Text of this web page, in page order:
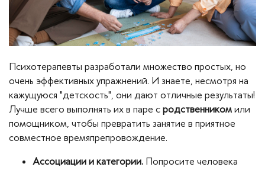
Психотерапевты разработали множество простых, но
очень эффективных упражнений. И знаете, несмотря на
кажущуюся "детскость", они дают отличные результаты!
Лучше всего выполнять их в паре с родственником или
помощником, чтобы превратить занятие в приятное
совместное времяпрепровождение.
Ассоциации и категории. Попросите человека